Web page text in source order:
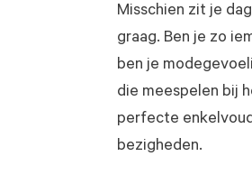
Misschien zit je
graag. Ben je zo
ben je
die meespelen bij
perfecte
bezigheden.